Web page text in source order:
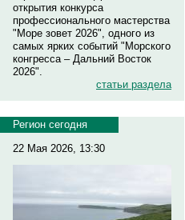
открытия конкурса
профессионального мастерства
"Море зовет 2026", одного из
самых ярких событий "Морского
конгресса – Дальний Восток
2026".
статьи раздела
Регион сегодня
22 Мая 2026, 13:30